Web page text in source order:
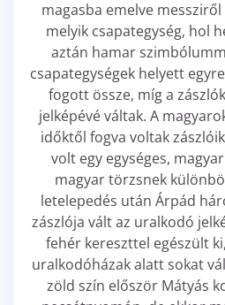
magasba emelve
melyik csapategység, hol
aztán hamar
csapategységek helyett
fogott össze, míg a
jelképévé váltak. A
időktől fogva voltak
volt egy egységes,
magyar törzsnek
letelepedés után Árpád
zászlója vált az uralkodó
fehér kereszttel egészült
uralkodóházak alatt sokat
zöld szín először Mátyás